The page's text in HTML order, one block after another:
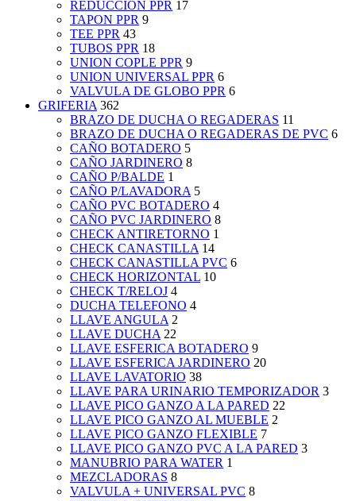
REDUCCION PPR 17
TAPON PPR 9
TEE PPR 43
TUBOS PPR 18
UNION COPLE PPR 9
UNION UNIVERSAL PPR 6
VALVULA DE GLOBO PPR 6
GRIFERIA 362
BRAZO DE DUCHA O REGADERAS 11
BRAZO DE DUCHA O REGADERAS DE PVC 6
CAÑO BOTADERO 5
CAÑO JARDINERO 8
CAÑO P/BALDE 1
CAÑO P/LAVADORA 5
CAÑO PVC BOTADERO 4
CAÑO PVC JARDINERO 8
CHECK ANTIRETORNO 1
CHECK CANASTILLA 14
CHECK CANASTILLA PVC 6
CHECK HORIZONTAL 10
CHECK T/RELOJ 4
DUCHA TELEFONO 4
LLAVE ANGULA 2
LLAVE DUCHA 22
LLAVE ESFERICA BOTADERO 9
LLAVE ESFERICA JARDINERO 20
LLAVE LAVATORIO 38
LLAVE PARA URINARIO TEMPORIZADOR 3
LLAVE PICO GANZO A LA PARED 22
LLAVE PICO GANZO AL MUEBLE 2
LLAVE PICO GANZO FLEXIBLE 7
LLAVE PICO GANZO PVC A LA PARED 3
MANUBRIO PARA WATER 1
MEZCLADORAS 8
VALVULA + UNIVERSAL PVC 8